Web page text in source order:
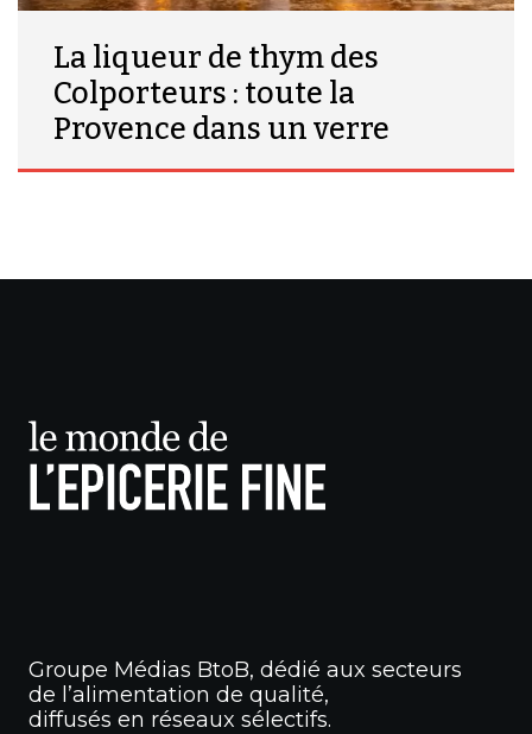
La liqueur de thym des
Colporteurs : toute la
Provence dans un verre
Groupe Médias BtoB, dédié aux secteurs
de l’alimentation de qualité,
diffusés en réseaux sélectifs.